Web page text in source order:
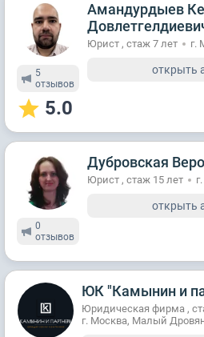
5
отзывов
5.0
Амандурдыев
Юрист , стаж 7 лет г.
открыть
0
отзывов
Дубровская
Юрист , стаж 15 лет
открыть
ЮК "Камынин и
Юридическая фирма ,
г. Москва, Малый